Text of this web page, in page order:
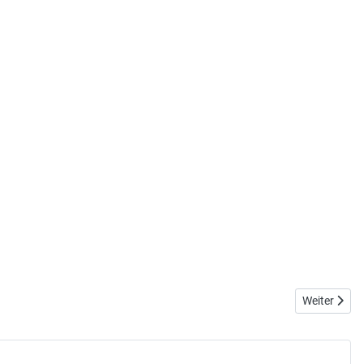
Nächster
Weiter